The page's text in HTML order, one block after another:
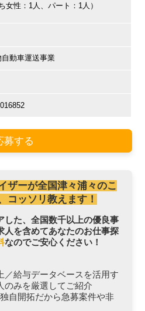
女性：1人、パート：1人）
動車運送事業
募する
ザーが全国津々浦々のこ
コッソリ教えます！
した、全国数千以上の優良事
人を含めてあなたのお仕事探
なのでご安心ください！
／給与データベースを活用す
のみを厳選してご紹介
自開拓だから急募案件や非